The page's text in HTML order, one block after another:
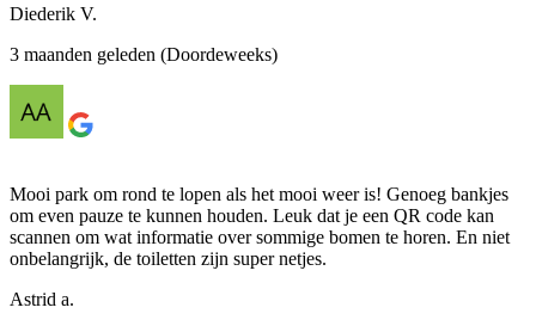
Diederik V.
3 maanden geleden (Doordeweeks)
Mooi park om rond te lopen als het mooi weer is! Genoeg bankjes
om even pauze te kunnen houden. Leuk dat je een QR code kan
scannen om wat informatie over sommige bomen te horen. En niet
onbelangrijk, de toiletten zijn super netjes.
Astrid a.